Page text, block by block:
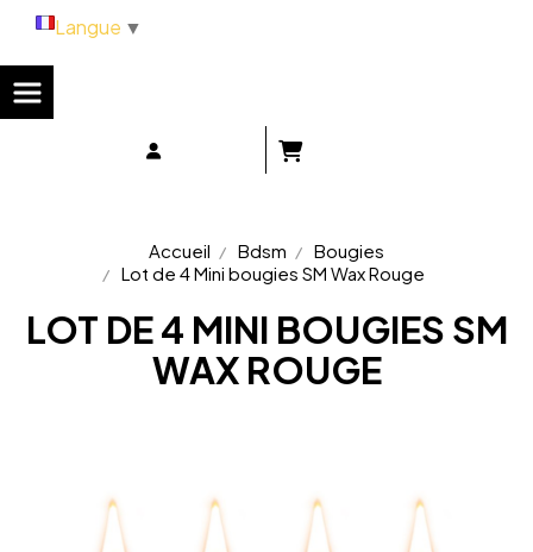
Accueil Bdsm
Bougies
Lot de 4 Mini bougies SM Wax Rouge
LOT DE 4 MINI BOUGIES SM
WAX ROUGE
Langue ▼